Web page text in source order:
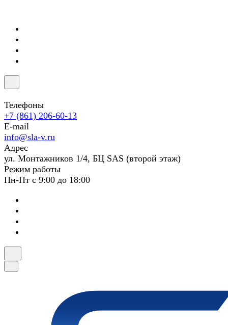
Телефоны
+7 (861) 206-60-13
E-mail
info@sla-v.ru
Адрес
ул. Монтажников 1/4, БЦ SAS (второй этаж)
Режим работы
Пн-Пт с 9:00 до 18:00